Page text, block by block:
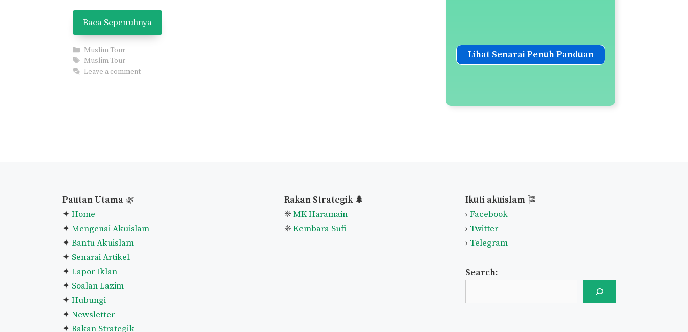
Baca Sepenuhnya
Categories
Muslim Tour
Tags
Muslim Tour
Leave a comment
Lihat Senarai Penuh Panduan
Pautan Utama 🌿
✦ Home
✦ Mengenai Akuislam
✦ Bantu Akuislam
✦ Senarai Artikel
✦ Lapor Iklan
✦ Soalan Lazim
✦ Hubungi
✦ Newsletter
✦ Rakan Strategik
Rakan Strategik 🌲
❈MK Haramain
❈Kembara Sufi
Ikuti akuislam🎏
› Facebook
› Twitter
› Telegram
Search: